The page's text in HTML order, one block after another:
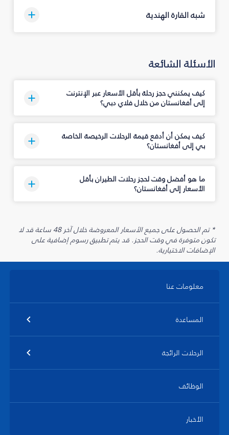
شبه القارة الهندية
الأسئلة الشائعة
كيف يمكنني حجز رحلة بأقل الأسعار عبر الإنترنت
إلى أفغانستان من خلال فلاي دبي؟
كيف يمكن أن أدفع قيمة الرحلات الرخيصة الخاصة
بي إلى أفغانستان؟
ما هو أفضل وقت لحجز رحلات الطيران بأقل
الأسعار إلى أفغانستان؟
* تم الحصول على جميع الأسعار المعروضة خلال آخر 48 ساعة قد لا
تكون متوفرة في وقت الحجز. قد يتم تطبيق رسوم إضافية على
الإضافات الاختيارية.
معلومات عنا
المساعدة
الرحلات الرائجة
الوظائف
الأخبار